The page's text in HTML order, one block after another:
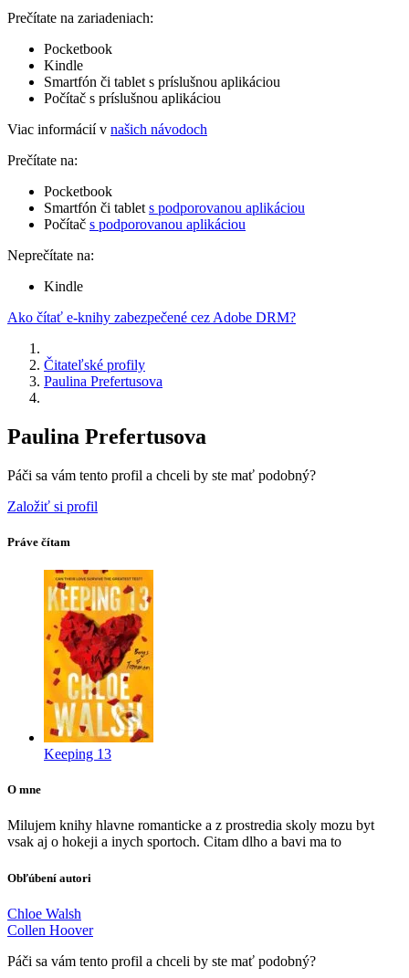
Prečítate na zariadeniach:
Pocketbook
Kindle
Smartfón či tablet s príslušnou aplikáciou
Počítač s príslušnou aplikáciou
Viac informácií v našich návodoch
Prečítate na:
Pocketbook
Smartfón či tablet s podporovanou aplikáciou
Počítač s podporovanou aplikáciou
Neprečítate na:
Kindle
Ako čítať e-knihy zabezpečené cez Adobe DRM?
Čitateľské profily
Paulina Prefertusova
Paulina Prefertusova
Páči sa vám tento profil a chceli by ste mať podobný?
Založiť si profil
Práve čítam
Keeping 13
O mne
Milujem knihy hlavne romanticke a z prostredia skoly mozu byt
vsak aj o hokeji a inych sportoch. Citam dlho a bavi ma to
Obľúbení autori
Chloe Walsh
Collen Hoover
Páči sa vám tento profil a chceli by ste mať podobný?